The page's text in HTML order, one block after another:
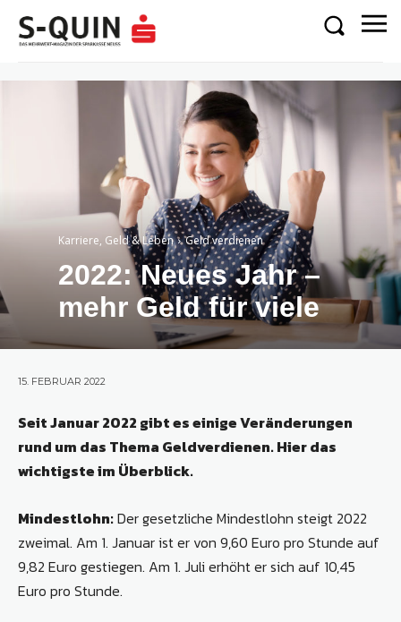
Karriere, Geld & Leben Geld verdienen
2022: Neues Jahr –
mehr Geld für viele
15. FEBRUAR 2022
Seit Januar 2022 gibt es einige Veränderungen
rund um das Thema Geldverdienen. Hier das
wichtigste im Überblick.
Mindestlohn:Der gesetzliche Mindestlohn steigt 2022
zweimal. Am 1. Januar ist er von 9,60 Euro pro Stunde auf
9,82 Euro gestiegen. Am 1. Juli erhöht er sich auf 10,45
Euro pro Stunde.